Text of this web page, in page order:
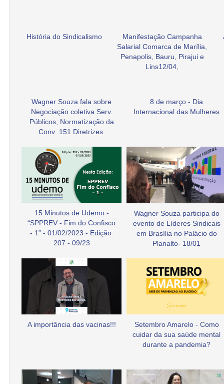
História do Sindicalismo
Manifestação Campanha
Salarial Comarca de Marília,
Penapolis, Bauru, Pirajui e
Lins12/04,
Wagner Souza fala sobre
Negociação coletiva Serv.
Públicos, Normatização da
Conv .151 Diretrizes.
8 de março - Dia
Internacional das Mulheres
15 Minutos de Udemo -
“SPPREV - Fim do Confisco
- 1” - 01/02/2023 - Edição:
207 - 09/23
Wagner Souza participa do
evento de Líderes Sindicais
em Brasília no Palácio do
Planalto- 18/01
A importância das vacinas!!!
Setembro Amarelo - Como
cuidar da sua saúde mental
durante a pandemia?